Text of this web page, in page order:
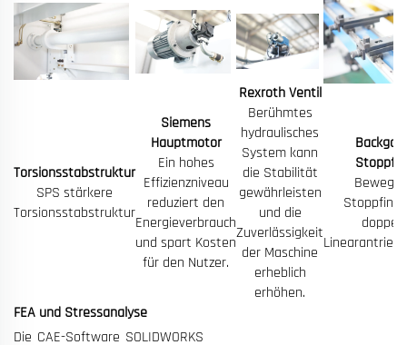
Torsionsstabstruktur
SPS stärkere
Torsionsstabstruktur
Siemens
Hauptmotor
Ein hohes
Effizienzniveau
reduziert den
Energieverbrauch
und spart Kosten
für den Nutzer.
Rexroth Ventil
Berühmtes
hydraulisches
System kann
die Stabilität
gewährleisten
und die
Zuverlässigkeit
der Maschine
erheblich
erhöhen.
FEA und Stressanalyse
Die CAE-Software SOLIDWORKS